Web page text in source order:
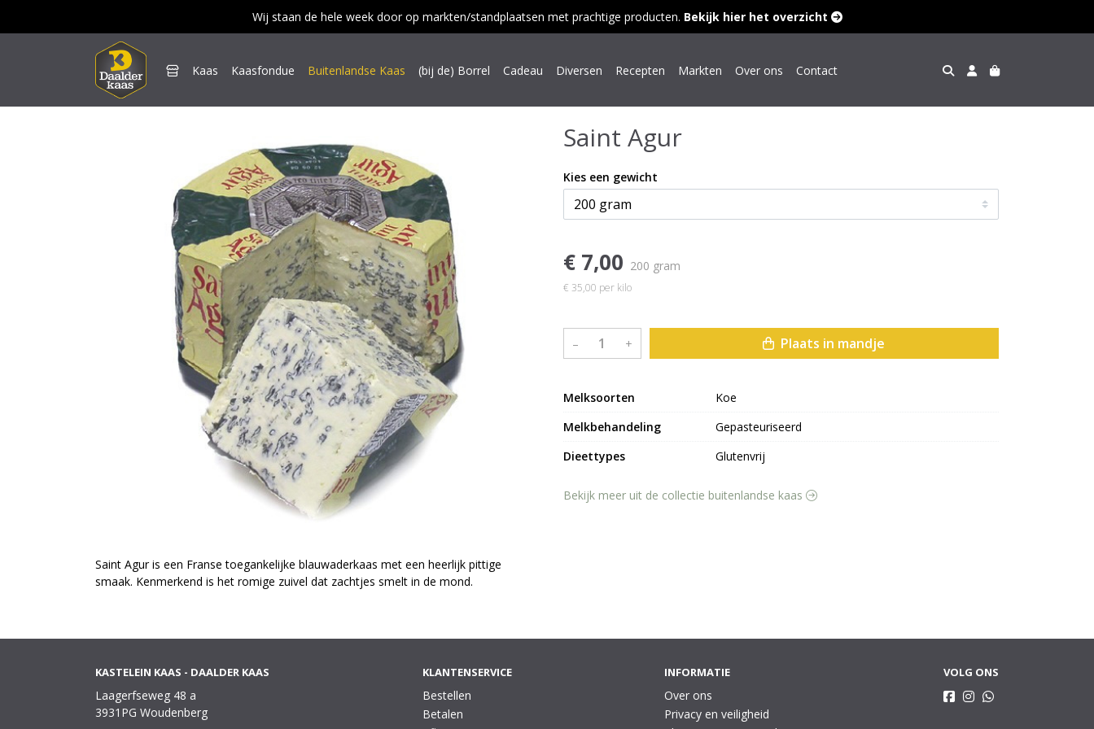
Wij staan de hele week door op markten/standplaatsen met prachtige producten. Bekijk hier het overzicht 
 Kaas Kaasfondue Buitenlandse Kaas (bij de) Borrel Cadeau Diversen Recepten Markten Over ons Contact
Saint Agur is een Franse toegankelijke blauwaderkaas met een heerlijk pittige
smaak. Kenmerkend is het romige zuivel dat zachtjes smelt in de mond.
Saint Agur
Kies een gewicht
€ 7,00 200 gram
€ 35,00 per kilo
– + Plaats in mandje
Melksoorten
Koe
Melkbehandeling
Gepasteuriseerd
Dieettypes
Glutenvrij
Bekijk meer uit de collectie buitenlandse kaas
KASTELEIN KAAS - DAALDER KAAS
Laagerfseweg 48 a
3931PG Woudenberg
KLANTENSERVICE
Bestellen
Betalen
INFORMATIE
Over ons
Privacy en veiligheid
VOLG ONS